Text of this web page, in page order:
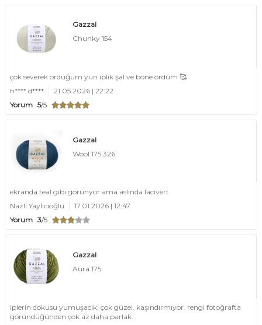
Gazzal
Chunky 154
çok severek ördüğüm yün iplik şal ve bone ördüm 🥰
h**** d****
21.05.2026 | 22:22
Yorum 5/5
Gazzal
Wool 175 326
ekranda teal gibi görünyor ama aslında lacivert
Nazlı Yaylıcıoğlu
17.01.2026 | 12:47
Yorum 3/5
Gazzal
Aura 175
iplerin dokusu yumuşacık, çok güzel. kaşındırmıyor. rengi fotoğrafta
göründüğünden çok az daha parlak.